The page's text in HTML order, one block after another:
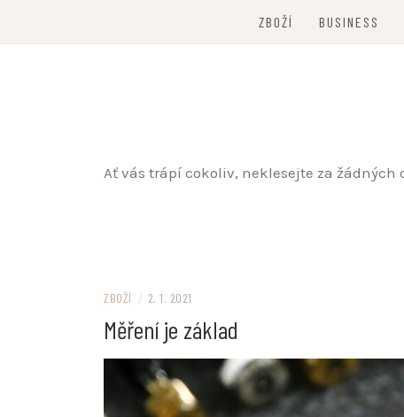
ZBOŽÍ BUSINESS
Ať vás trápí cokoliv, neklesejte za
ZBOŽÍ / 2. 1. 2021
Měření je základ